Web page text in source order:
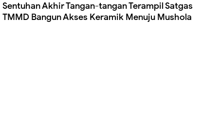
Sentuhan Akhir Tangan-tangan Terampil Satgas
TMMD Bangun Akses Keramik Menuju Mushola